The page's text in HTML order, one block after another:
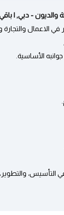
- دبي, |
والتجارة